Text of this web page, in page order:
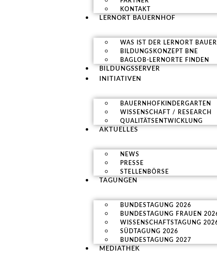
KONTAKT
LERNORT BAUERNHOF
WAS IST DER LERNORT
BILDUNGSKONZEPT BNE
BAGLOB-LERNORTE FINDEN
BILDUNGSSERVER
INITIATIVEN
BAUERNHOFKINDERGARTEN
WISSENSCHAFT / RESEARCH
QUALITÄTSENTWICKLUNG
AKTUELLES
NEWS
PRESSE
STELLENBÖRSE
TAGUNGEN
BUNDESTAGUNG 2026
BUNDESTAGUNG FRAUEN
WISSENSCHAFTSTAGUNG
SÜDTAGUNG 2026
BUNDESTAGUNG 2027
MEDIATHEK